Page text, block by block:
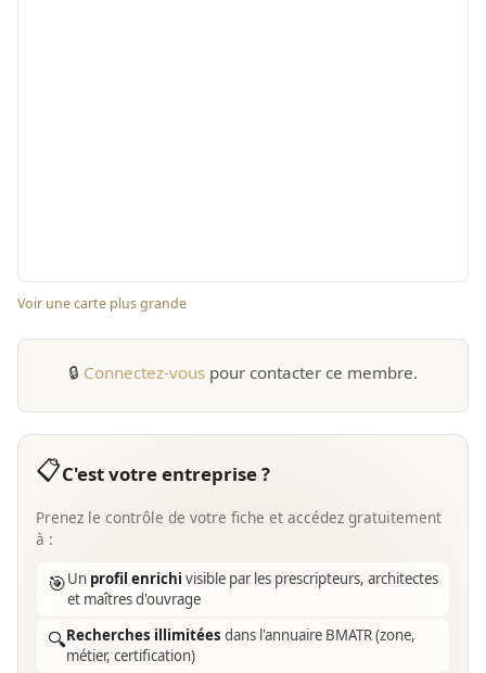
Voir une carte plus grande
🔒 Connectez-vous pour contacter ce membre.
📋C'est votre entreprise ?
Prenez le contrôle de votre fiche et accédez gratuitement
à :
🎯Un profil enrichi visible par les prescripteurs, architectes
et maîtres d'ouvrage
🔍Recherches illimitées dans l'annuaire BMATR (zone,
métier, certification)